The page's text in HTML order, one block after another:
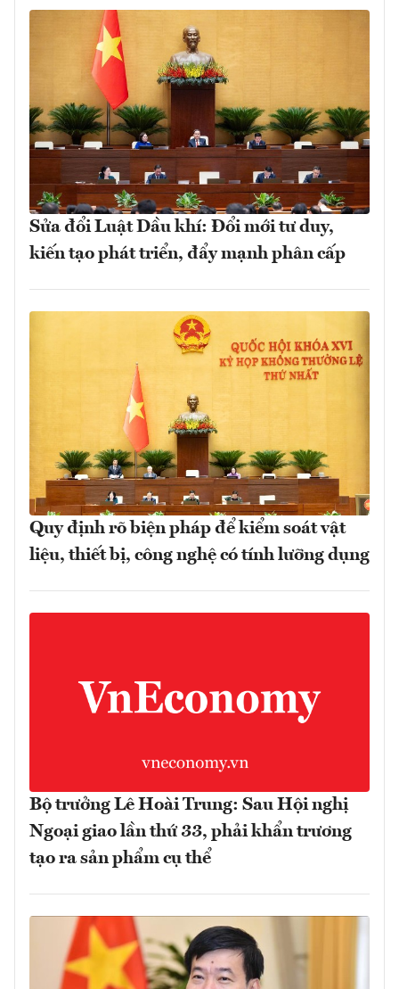
Sửa đổi Luật Dầu khí: Đổi mới tư duy,
kiến tạo phát triển, đẩy mạnh phân cấp
Quy định rõ biện pháp để kiểm soát vật
liệu, thiết bị, công nghệ có tính lưỡng dụng
Bộ trưởng Lê Hoài Trung: Sau Hội nghị
Ngoại giao lần thứ 33, phải khẩn trương
tạo ra sản phẩm cụ thể